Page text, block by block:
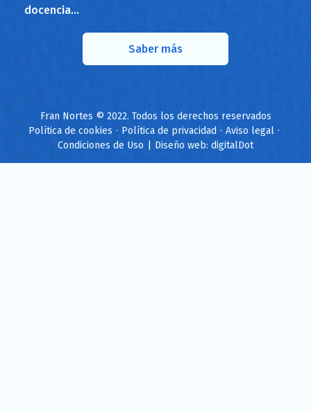
docencia...
Saber más
Fran Nortes © 2022. Todos los derechos reservados
Política de cookies · Política de privacidad · Aviso legal ·
Condiciones de Uso
Diseño web: digitalDot